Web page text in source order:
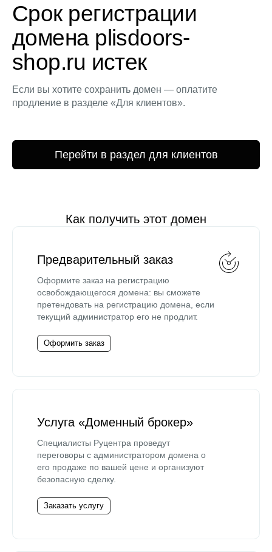
Срок регистрации
домена plisdoors-
shop.ru истек
Если вы хотите сохранить домен — оплатите
продление в разделе «Для клиентов».
Перейти в раздел для клиентов
Как получить этот домен
Предварительный заказ
Оформите заказ на регистрацию
освобождающегося домена: вы сможете
претендовать на регистрацию домена, если
текущий администратор его не продлит.
Оформить заказ
Услуга «Доменный брокер»
Специалисты Руцентра проведут
переговоры с администратором домена о
его продаже по вашей цене и организуют
безопасную сделку.
Заказать услугу